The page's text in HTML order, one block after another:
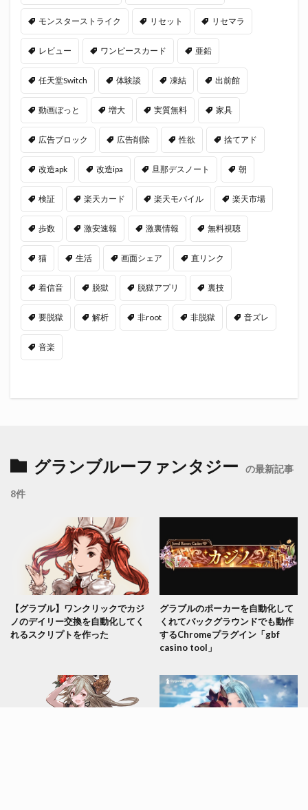
モンスターストライク リセット リセマラ
レビュー ワンピースカード 亜鉛
任天堂Switch 体験談 凍結 出前館
動画ぼっと 増大 実質無料 家具
広告ブロック 広告削除 性欲 捨てアド
改造apk 改造ipa 旦那デスノート 朝
検証 楽天カード 楽天モバイル 楽天市場
歩数 激安速報 激裏情報 無料視聴
猫 生活 画面シェア 直リンク
着信音 脱獄 脱獄アプリ 裏技
要脱獄 解析 非root 非脱獄 音ズレ
音楽
グランブルーファンタジー の最新記事
8件
【グラブル】ワンクリックでカジ
ノのデイリー交換を自動化してく
れるスクリプトを作った
グラブルのポーカーを自動化して
くれてバックグラウンドでも動作
するChromeプラグイン「gbf
casino tool」